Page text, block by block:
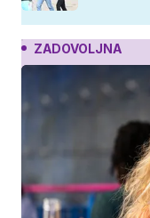
ZADOVOLJNA